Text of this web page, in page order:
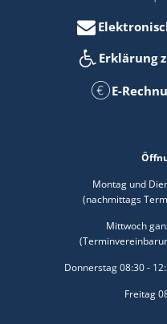
Erklärung
E-
Montag und
(nachmittags
Mittwoch
Donnerstag 08:30 -
Freitag